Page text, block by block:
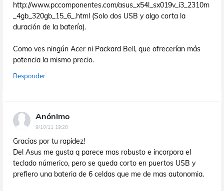
http://www.pccomponentes.com/asus_x54l_sx019v_i3_2310m
_4gb_320gb_15_6_.html (Solo dos USB y algo corta la
duración de la batería).
Como ves ningún Acer ni Packard Bell, que ofrecerían más
potencia la mismo precio.
Responder
Anónimo
9/10/11 19:28
Gracias por tu rapidez!
Del Asus me gusta q parece mas robusto e incorpora el
teclado númerico, pero se queda corto en puertos USB y
prefiero una bateria de 6 celdas que me de mas autonomia.